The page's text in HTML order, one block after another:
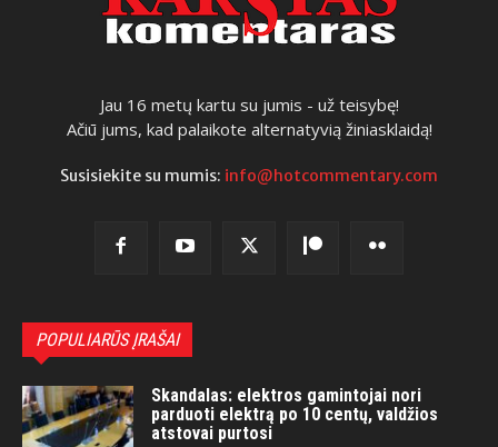
Jau 16 metų kartu su jumis - už teisybę!
Ačiū jums, kad palaikote alternatyvią žiniasklaidą!
Susisiekite su mumis: info@hotcommentary.com
POPULIARŪS ĮRAŠAI
Skandalas: elektros gamintojai nori
parduoti elektrą po 10 centų, valdžios
atstovai purtosi